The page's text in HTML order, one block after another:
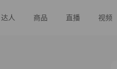
达人 商品 直播 视频